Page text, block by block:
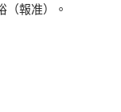
（報准）。